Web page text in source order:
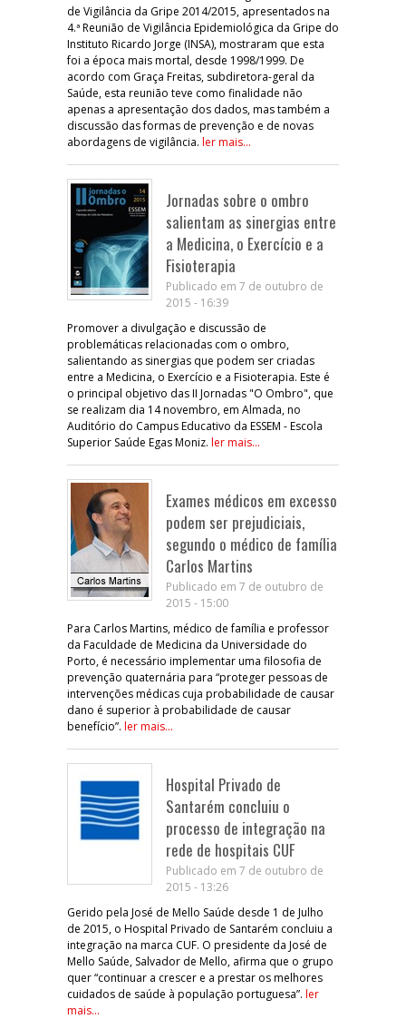
de Vigilância da Gripe 2014/2015, apresentados na
4.ª Reunião de Vigilância Epidemiológica da Gripe do
Instituto Ricardo Jorge (INSA), mostraram que esta
foi a época mais mortal, desde 1998/1999. De
acordo com Graça Freitas, subdiretora-geral da
Saúde, esta reunião teve como finalidade não
apenas a apresentação dos dados, mas também a
discussão das formas de prevenção e de novas
abordagens de vigilância. ler mais...
Jornadas sobre o ombro
salientam as sinergias entre
a Medicina, o Exercício e a
Fisioterapia
Publicado em 7 de outubro de
2015 - 16:39
Promover a divulgação e discussão de
problemáticas relacionadas com o ombro,
salientando as sinergias que podem ser criadas
entre a Medicina, o Exercício e a Fisioterapia. Este é
o principal objetivo das II Jornadas "O Ombro", que
se realizam dia 14 novembro, em Almada, no
Auditório do Campus Educativo da ESSEM - Escola
Superior Saúde Egas Moniz. ler mais...
Exames médicos em excesso
podem ser prejudiciais,
segundo o médico de família
Carlos Martins
Publicado em 7 de outubro de
2015 - 15:00
Para Carlos Martins, médico de família e professor
da Faculdade de Medicina da Universidade do
Porto, é necessário implementar uma filosofia de
prevenção quaternária para “proteger pessoas de
intervenções médicas cuja probabilidade de causar
dano é superior à probabilidade de causar
benefício”. ler mais...
Hospital Privado de
Santarém concluiu o
processo de integração na
rede de hospitais CUF
Publicado em 7 de outubro de
2015 - 13:26
Gerido pela José de Mello Saúde desde 1 de Julho
de 2015, o Hospital Privado de Santarém concluiu a
integração na marca CUF. O presidente da José de
Mello Saúde, Salvador de Mello, afirma que o grupo
quer “continuar a crescer e a prestar os melhores
cuidados de saúde à população portuguesa”. ler
mais...